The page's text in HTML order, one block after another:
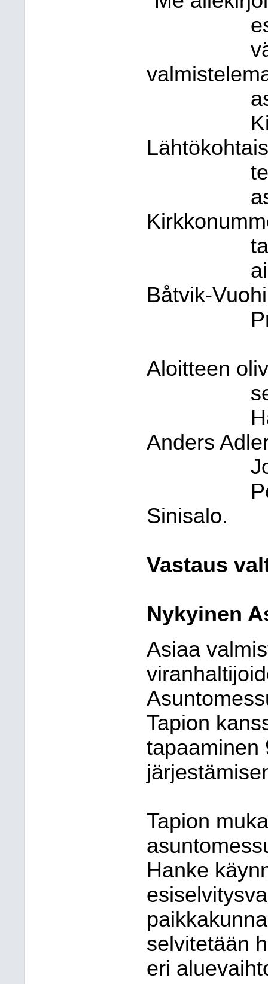
Båtvik-
Aloitteen
Anders
Sinisalo.
Vastaus
Nykyinen
Asiaa
Tapion
tapaaminen
Tapion
Hanke
selvitetään
eri